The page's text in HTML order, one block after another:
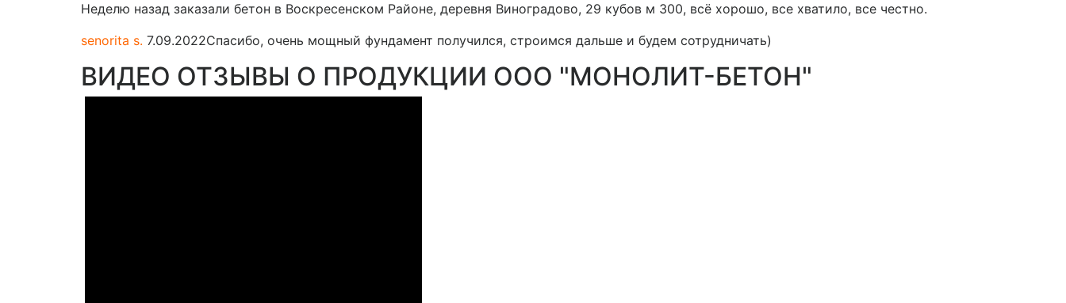
Неделю назад заказали бетон в Воскресенском Районе, деревня Виноградово, 29 кубов м 300, всё хорошо, все хватило, все честно.
senorita s. 7.09.2022Спасибо, очень мощный фундамент получился, строимся дальше и будем сотрудничать)
ВИДЕО ОТЗЫВЫ О ПРОДУКЦИИ ООО "МОНОЛИТ-БЕТОН"